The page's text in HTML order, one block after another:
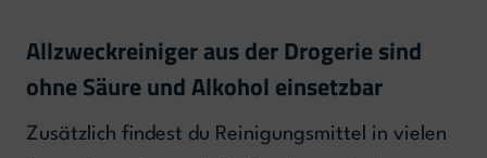
Allzweckreiniger aus der Drogerie sind
ohne Säure und Alkohol einsetzbar
Zusätzlich findest du Reinigungsmittel in vielen